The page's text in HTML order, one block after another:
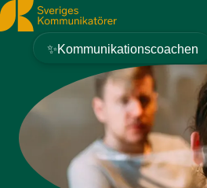
Sveriges Kommunikatörer
✨Kommunikationscoachen